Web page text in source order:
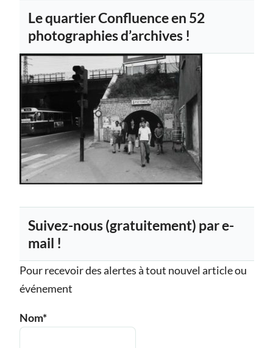
Le quartier Confluence en 52
photographies d’archives !
Suivez-nous (gratuitement) par e-
mail !
Pour recevoir des alertes à tout nouvel article ou
événement
Nom*